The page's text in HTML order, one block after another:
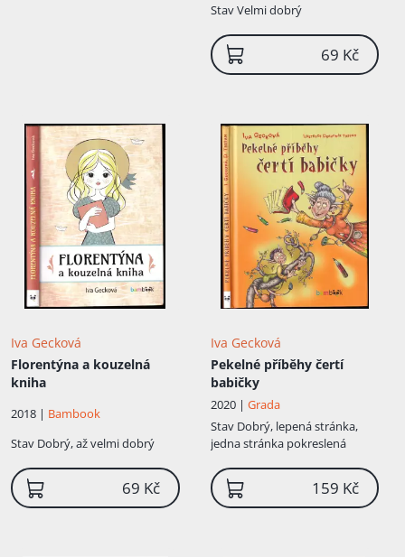
StavVelmi dobrý
69 Kč
Iva Gecková
Florentýna a kouzelná
kniha
2018 | Bambook
Stav Dobrý, až velmi dobrý
69 Kč
Iva Gecková
Pekelné příběhy čertí
babičky
2020 | Grada
Stav Dobrý, lepená stránka,
jedna stránka pokreslená
159 Kč